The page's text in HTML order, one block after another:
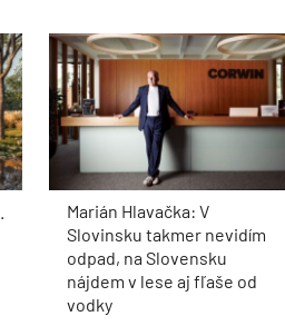
Marián Hlavačka: V
Slovinsku takmer nevidím
odpad, na Slovensku
nájdem v lese aj fľaše od
vodky